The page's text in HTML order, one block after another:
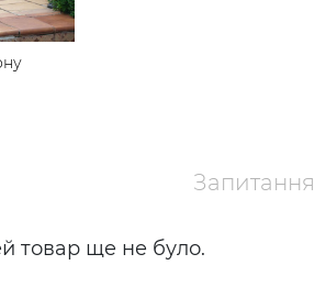
Запитання
товар ще не було.